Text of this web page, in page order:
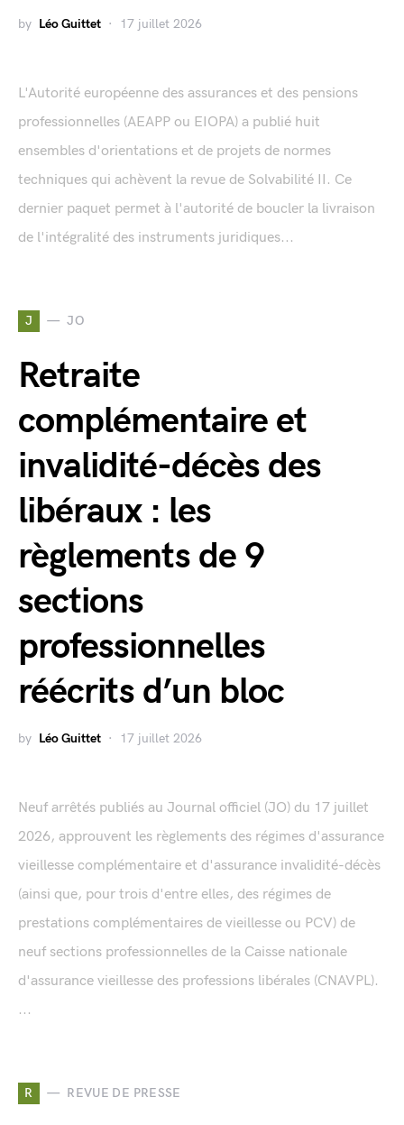
by Léo Guittet 17 juillet 2026
L'Autorité européenne des assurances et des pensions
professionnelles (AEAPP ou EIOPA) a publié huit
ensembles d'orientations et de projets de normes
techniques qui achèvent la revue de Solvabilité II. Ce
dernier paquet permet à l'autorité de boucler la livraison
de l'intégralité des instruments juridiques...
J JO
Retraite
complémentaire et
invalidité-décès des
libéraux : les
règlements de 9
sections
professionnelles
réécrits d’un bloc
by Léo Guittet 17 juillet 2026
Neuf arrêtés publiés au Journal officiel (JO) du 17 juillet
2026, approuvent les règlements des régimes d'assurance
vieillesse complémentaire et d'assurance invalidité-décès
(ainsi que, pour trois d'entre elles, des régimes de
prestations complémentaires de vieillesse ou PCV) de
neuf sections professionnelles de la Caisse nationale
d'assurance vieillesse des professions libérales (CNAVPL).
...
R REVUE DE PRESSE